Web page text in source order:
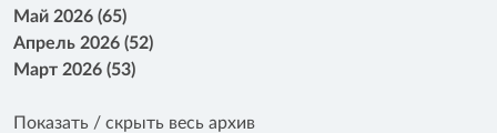
Май 2026 (65)
Апрель 2026 (52)
Март 2026 (53)
Показать / скрыть весь архив